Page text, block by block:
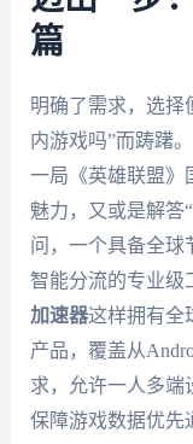
篇
明确了需求，选择
内游戏吗”而踌躇
一局《英雄联盟》
魅力，又或是解答
问，一个具备全球
智能分流的专业级
加速器这样拥有全
产品，覆盖从
求，允许一人多端
保障游戏数据优先